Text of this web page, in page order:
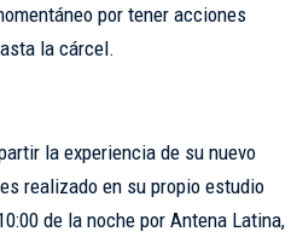
por tener acciones
la cárcel.
la experiencia de su nuevo
realizado en su propio estudio
de la noche por Antena Latina,